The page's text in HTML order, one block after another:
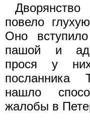
Дворянство
повело
Оно
пашой и
прося у
нашло
жалобы в